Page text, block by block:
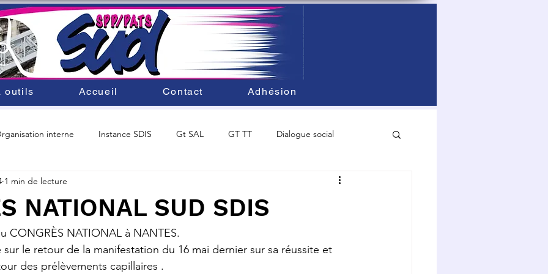
outils Accueil Contact Adhésion
interne Instance SDIS Gt SAL GT TT Dialogue social
du personnel
NATIONAL SUD SDIS
1 min de lecture
CONGRÈS NATIONAL à NANTES.
le retour de la manifestation du 16 mai dernier sur sa réussite et
des prélèvements capillaires .